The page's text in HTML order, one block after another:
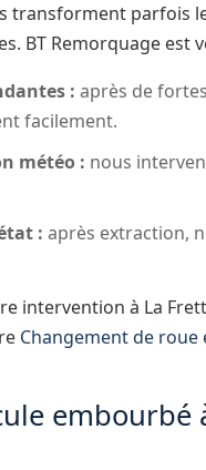
transforment parfois
BT Remorquage est
: après de
facilement.
météo : nous
: après extraction,
intervention à La
Changement de
embourbé